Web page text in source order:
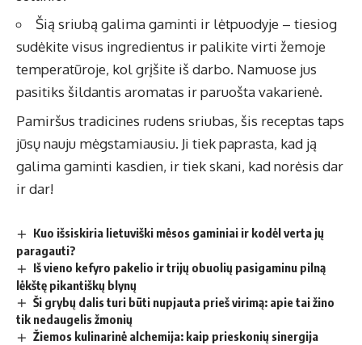
Šią sriubą galima gaminti ir lėtpuodyje – tiesiog
sudėkite visus ingredientus ir palikite virti žemoje
temperatūroje, kol grįšite iš darbo. Namuose jus
pasitiks šildantis aromatas ir paruošta vakarienė.
Pamiršus tradicines rudens sriubas, šis receptas taps
jūsų nauju mėgstamiausiu. Ji tiek paprasta, kad ją
galima gaminti kasdien, ir tiek skani, kad norėsis dar
ir dar!
Kuo išsiskiria lietuviški mėsos gaminiai ir kodėl verta jų
paragauti?
Iš vieno kefyro pakelio ir trijų obuolių pasigaminu pilną
lėkštę pikantiškų blynų
Ši grybų dalis turi būti nupjauta prieš virimą: apie tai žino
tik nedaugelis žmonių
Žiemos kulinarinė alchemija: kaip prieskonių sinergija